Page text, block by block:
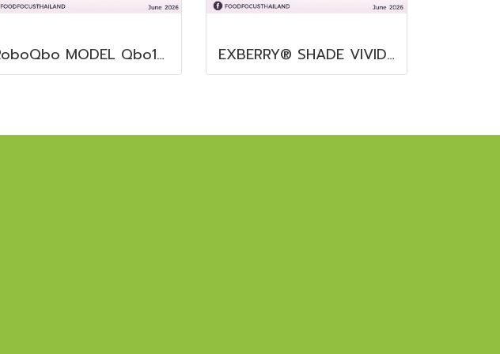
RoboQbo MODEL Qbo15-4 EXBERRY® SHADE VIVID ORANGE – OS